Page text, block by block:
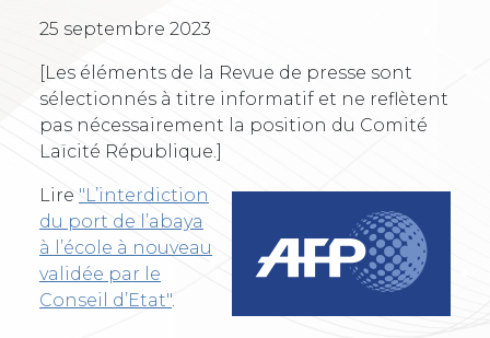
25 septembre 2023
[Les éléments de la Revue de presse sont
sélectionnés à titre informatif et ne reflètent
pas nécessairement la position du Comité
Laïcité République.]
Lire "L’interdiction
du port de l’abaya
à l’école à nouveau
validée par le
Conseil d’Etat"